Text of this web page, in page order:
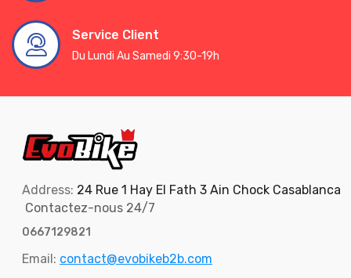
Service Client
Du Lundi Au Samedi 9:30-19h
Address: 24 Rue 1 Hay El Fath 3 Ain Chock Casablanca
Contactez-nous 24/7
0667129821
Email: contact@evobikeb2b.com